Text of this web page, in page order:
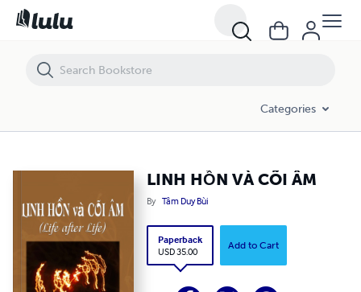
Categories
LINH HỒN VÀ CÕI ÂM
By Tâm Duy Bùi
Paperback
USD 35.00
Add to Cart
LINH HỒN VÀ CÕI ÂM